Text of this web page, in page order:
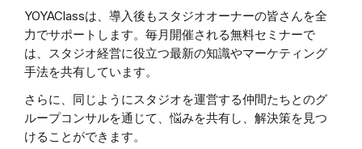
YOYAClassは、導入後もスタジオオーナーの皆さんを全
力でサポートします。毎月開催される無料セミナーで
は、スタジオ経営に役立つ最新の知識やマーケティング
手法を共有しています。
さらに、同じようにスタジオを運営する仲間たちとのグ
ループコンサルを通じて、悩みを共有し、解決策を見つ
けることができます。